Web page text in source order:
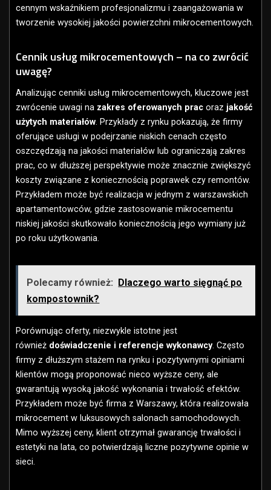
cennym wskaźnikiem profesjonalizmu i zaangażowania w
tworzenie wysokiej jakości powierzchni mikrocementowych.
Cennik usług mikrocementowych – na co zwrócić
uwagę?
Analizując cenniki usług mikrocementowych, kluczowe jest
zwrócenie uwagi na zakres oferowanych prac oraz jakość
użytych materiałów. Przykłady z rynku pokazują, że firmy
oferujące usługi w podejrzanie niskich cenach często
oszczędzają na jakości materiałów lub ograniczają zakres
prac, co w dłuższej perspektywie może znacznie zwiększyć
koszty związane z koniecznością poprawek czy remontów.
Przykładem może być realizacja w jednym z warszawskich
apartamentowców, gdzie zastosowanie mikrocementu
niskiej jakości skutkowało koniecznością jego wymiany już
po roku użytkowania.
Polecamy również: Dlaczego warto sięgnąć po
kompostownik?
Porównując oferty, niezwykle istotne jest
również doświadczenie i referencje wykonawcy. Często
firmy z dłuższym stażem na rynku i pozytywnymi opiniami
klientów mogą proponować nieco wyższe ceny, ale
gwarantują wysoką jakość wykonania i trwałość efektów.
Przykładem może być firma z Warszawy, która realizowała
mikrocement w luksusowych salonach samochodowych.
Mimo wyższej ceny, klient otrzymał gwarancję trwałości i
estetyki na lata, co potwierdzają liczne pozytywne opinie w
sieci.